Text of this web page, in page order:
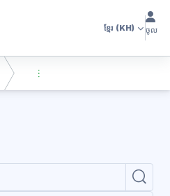
ខ្មែរ (KH) ចូល
ស្វែងរក